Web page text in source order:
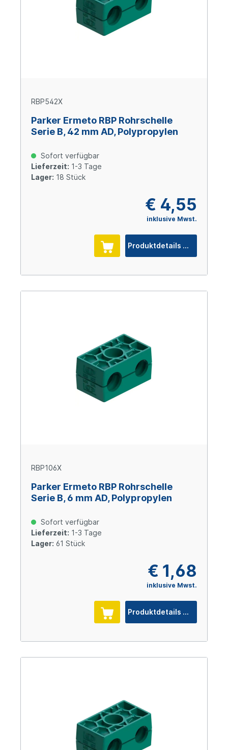
RBP542X
Parker Ermeto RBP Rohrschelle
Serie B, 42 mm AD, Polypropylen
Sofort verfügbar
Lieferzeit: 1-3 Tage
Lager: 18 Stück
€ 4,55
inklusive Mwst.
Produktdetails
RBP106X
Parker Ermeto RBP Rohrschelle
Serie B, 6 mm AD, Polypropylen
Sofort verfügbar
Lieferzeit: 1-3 Tage
Lager: 61 Stück
€ 1,68
inklusive Mwst.
Produktdetails